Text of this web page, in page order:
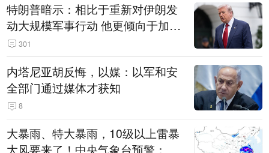
特朗普暗示：相比于重新对伊朗发
动大规模军事行动 他更倾向于加大
经济施压
301
内塔尼亚胡反悔，以媒：以军和安
全部门通过媒体才获知
8
大暴雨、特大暴雨，10级以上雷暴
大风要来了！中央气象台预警：今